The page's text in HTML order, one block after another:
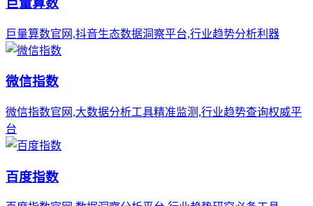
巨量算数
巨量算数官网,抖音生态数据洞察平台,行业趋势分析利器
微信指数
微信指数官网,大数据分析工具精准监测,行业趋势查询权威平
台
百度指数